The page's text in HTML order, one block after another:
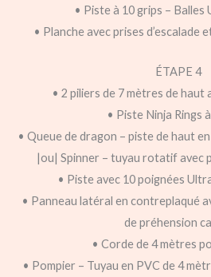
• Piste à 10 grips – Balles
• Planche avec prises d’escalade
ÉTAPE 4
• 2 piliers de 7 mètres de haut
• Piste Ninja Rings
• Queue de dragon – piste de haut
|ou| Spinner – tuyau rotatif avec
• Piste avec 10 poignées
• Panneau latéral en contreplaqué
de préhension
• Corde de 4 mètres
• Pompier – Tuyau en PVC de 4